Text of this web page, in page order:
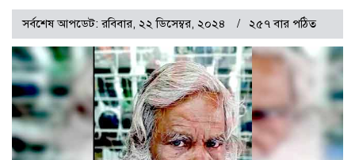
সর্বশেষ আপডেট: রবিবার, ২২ ডিসেম্বর, ২০২৪ ২৫৭ বার পঠিত